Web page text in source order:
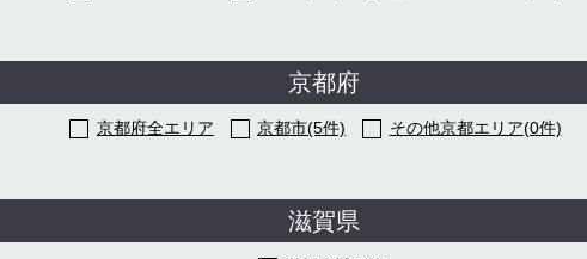
京都府
京都府全エリア 京都市(5件) その他京都エリア(0件)
滋賀県